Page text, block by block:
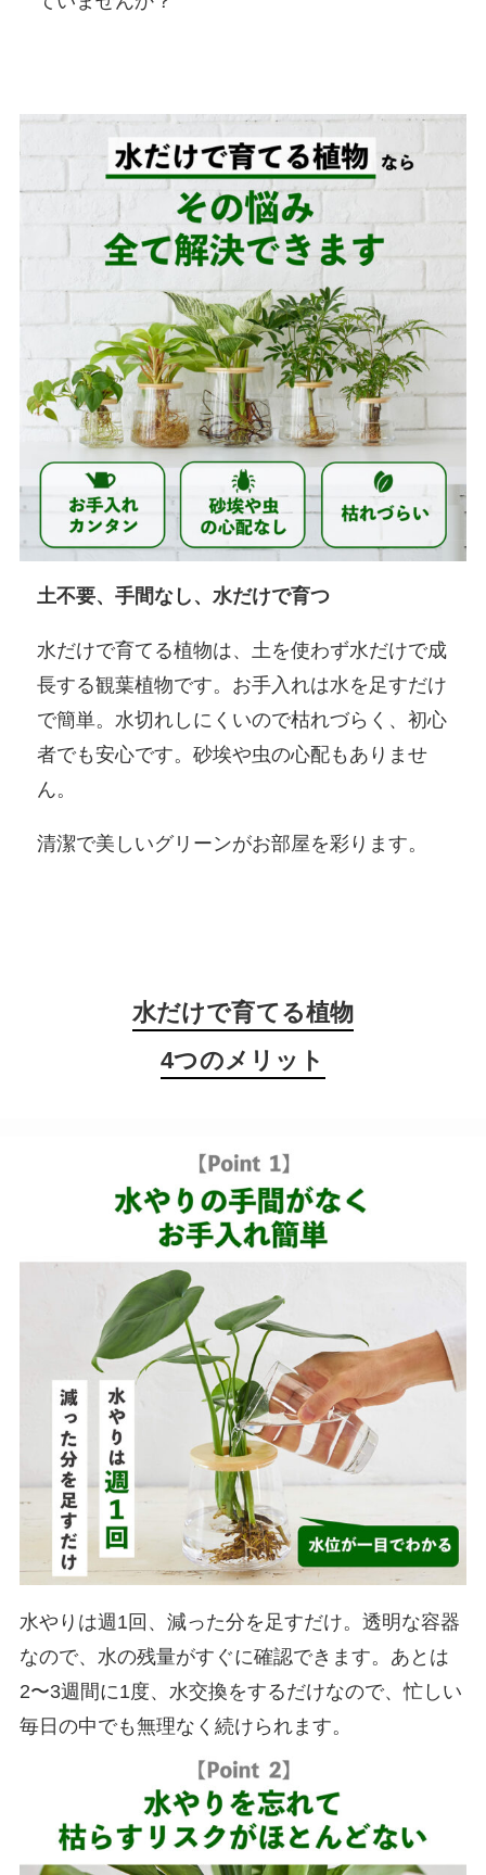
土不要、手間なし、水だけで育つ
水だけで育てる植物は、土を使わず水だけで成
長する観葉植物です。お手入れは水を足すだけ
で簡単。水切れしにくいので枯れづらく、初心
者でも安心です。砂埃や虫の心配もありませ
ん。
清潔で美しいグリーンがお部屋を彩ります。
水だけで育てる植物
4つのメリット
水やりは週1回、減った分を足すだけ。透明な容器
なので、水の残量がすぐに確認できます。あとは
2〜3週間に1度、水交換をするだけなので、忙しい
毎日の中でも無理なく続けられます。